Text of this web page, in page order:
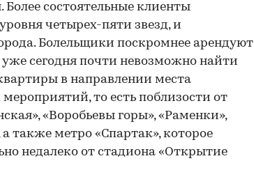
состоятельные клиенты
четырех-пяти звезд, и
Болельщики поскромнее арендуют
сегодня почти невозможно найти
в направлении места
то есть поблизости от
«Воробьевы горы», «Раменки»,
также метро «Спартак», которое
недалеко от стадиона «Открытие